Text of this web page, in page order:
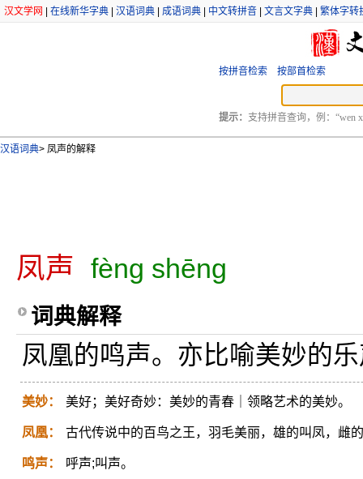
汉文学网 在线新华字典 汉语词典 成语词典 中文转拼音 文言文字典 繁体字转
按拼音检索 按部首检索
提示： 支持拼音查询，例：“wen
汉语词典> 凤声的解释
凤声 fèng shēng
词典解释
凤凰的鸣声。亦比喻美妙的
美妙： 美好；美好奇妙：美妙的青春｜领略艺术的美妙。
凤凰： 古代传说中的百鸟之王，羽毛美丽，雄的叫凤，雌
鸣声： 呼声;叫声。